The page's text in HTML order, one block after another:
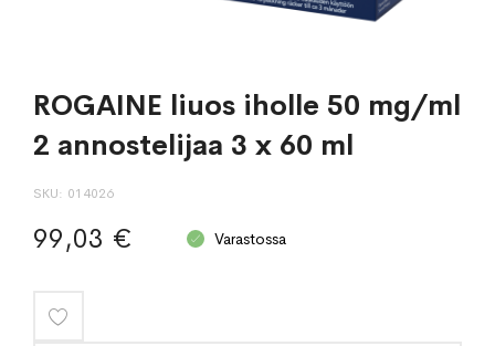
ROGAINE liuos iholle 50 mg/ml
2 annostelijaa 3 x 60 ml
SKU 014026
99,03 € Varastossa